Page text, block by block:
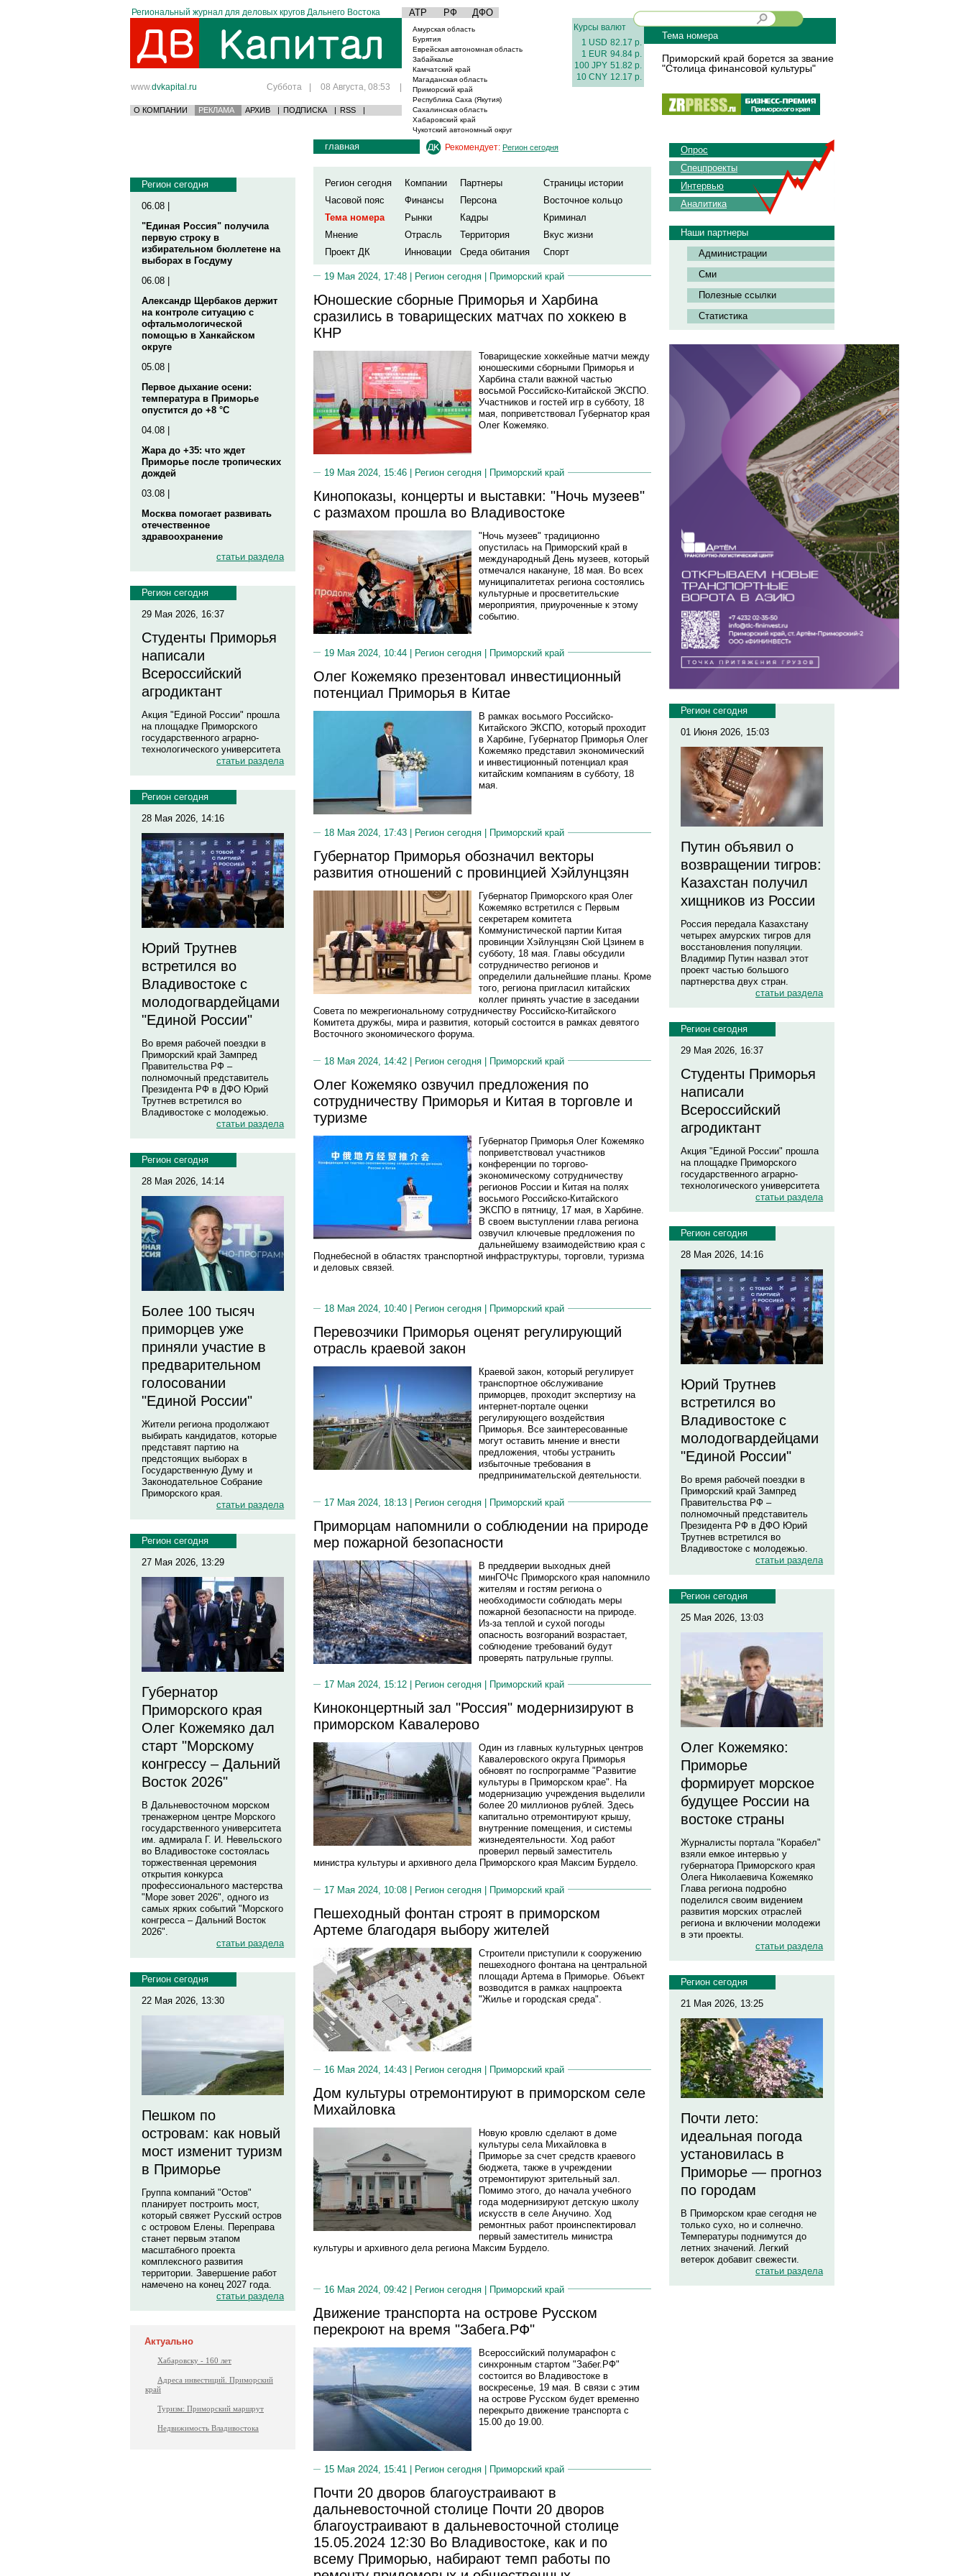
Региональный журнал для деловых кругов Дальнего Востока АТР РФ ДФО
www.dvkapital.ru Суббота | 08 Августа, 08:53 |
О КОМПАНИИ РЕКЛАМА АРХИВ | ПОДПИСКА | RSS |
Амурская область
Бурятия
Еврейская автономная область
Забайкалье
Камчатский край
Магаданская область
Приморский край
Республика Саха (Якутия)
Сахалинская область
Хабаровский край
Чукотский автономный округ
Курсы валют
1 USD 82.17 р.
1 EUR 94.84 р.
100 JPY 51.82 р.
10 CNY 12.17 р.
Тема номера
Приморский край борется за звание
"Столица финансовой культуры"
Регион сегодня
06.08 |
"Единая Россия" получила
первую строку в
избирательном бюллетене на
выборах в Госдуму
06.08 |
Александр Щербаков держит
на контроле ситуацию с
офтальмологической
помощью в Ханкайском
округе
05.08 |
Первое дыхание осени:
температура в Приморье
опустится до +8 °C
04.08 |
Жара до +35: что ждет
Приморье после тропических
дождей
03.08 |
Москва помогает развивать
отечественное
здравоохранение
статьи раздела
Регион сегодня
29 Мая 2026, 16:37
Студенты Приморья
написали
Всероссийский
агродиктант
Акция "Единой России" прошла
на площадке Приморского
государственного аграрно-
технологического университета
статьи раздела
Регион сегодня
28 Мая 2026, 14:16
Юрий Трутнев
встретился во
Владивостоке с
молодогвардейцами
"Единой России"
Во время рабочей поездки в
Приморский край Зампред
Правительства РФ –
полномочный представитель
Президента РФ в ДФО Юрий
Трутнев встретился во
Владивостоке с молодежью.
статьи раздела
Регион сегодня
28 Мая 2026, 14:14
Более 100 тысяч
приморцев уже
приняли участие в
предварительном
голосовании
"Единой России"
Жители региона продолжают
выбирать кандидатов, которые
представят партию на
предстоящих выборах в
Государственную Думу и
Законодательное Собрание
Приморского края.
статьи раздела
Регион сегодня
27 Мая 2026, 13:29
Губернатор
Приморского края
Олег Кожемяко дал
старт "Морскому
конгрессу – Дальний
Восток 2026"
В Дальневосточном морском
тренажерном центре Морского
государственного университета
им. адмирала Г. И. Невельского
во Владивостоке состоялась
торжественная церемония
открытия конкурса
профессионального мастерства
"Море зовет 2026", одного из
самых ярких событий "Морского
конгресса – Дальний Восток
2026".
статьи раздела
Регион сегодня
22 Мая 2026, 13:30
Пешком по
островам: как новый
мост изменит туризм
в Приморье
Группа компаний "Остов"
планирует построить мост,
который свяжет Русский остров
с островом Елены. Переправа
станет первым этапом
масштабного проекта
комплексного развития
территории. Завершение работ
намечено на конец 2027 года.
статьи раздела
Актуально
Хабаровску - 160 лет
Адреса инвестиций. Приморский
край
Туризм: Приморский маршрут
Недвижимость Владивостока
главная Рекомендует: Регион сегодня
Регион сегодня Компании Партнеры
Страницы истории
Часовой пояс
Финансы Персона
Восточное кольцо
Тема номера
Рынки Кадры
Криминал
Мнение
Отрасль Территория
Вкус жизни
Проект ДК
Инновации Среда обитания Спорт
19 Мая 2024, 17:48 | Регион сегодня | Приморский край
Юношеские сборные Приморья и Харбина
сразились в товарищеских матчах по хоккею в
КНР
Товарищеские хоккейные матчи между
юношескими сборными Приморья и
Харбина стали важной частью
восьмой Российско-Китайской ЭКСПО.
Участников и гостей игр в субботу, 18
мая, поприветствовал Губернатор края
Олег Кожемяко.
19 Мая 2024, 15:46 | Регион сегодня Приморский край
Кинопоказы, концерты и выставки: "Ночь музеев"
с размахом прошла во Владивостоке
"Ночь музеев" традиционно
опустилась на Приморский край в
международный День музеев, который
отмечался накануне, 18 мая. Во всех
муниципалитетах региона состоялись
культурные и просветительские
мероприятия, приуроченные к этому
событию.
19 Мая 2024, 10:44 | Регион сегодня | Приморский край
Олег Кожемяко презентовал инвестиционный
потенциал Приморья в Китае
В рамках восьмого Российско-
Китайского ЭКСПО, который проходит
в Харбине, Губернатор Приморья Олег
Кожемяко представил экономический
и инвестиционный потенциал края
китайским компаниям в субботу, 18
мая.
18 Мая 2024, 17:43 | Регион сегодня Приморский край
Губернатор Приморья обозначил векторы
развития отношений с провинцией Хэйлунцзян
Губернатор Приморского края Олег
Кожемяко встретился с Первым
секретарем комитета
Коммунистической партии Китая
провинции Хэйлунцзян Сюй Цзинем в
субботу, 18 мая. Главы обсудили
сотрудничество регионов и
определили дальнейшие планы. Кроме
того, региона пригласил китайских
коллег принять участие в заседании
Совета по межрегиональному сотрудничеству Российско-Китайского
Комитета дружбы, мира и развития, который состоится в рамках девятого
Восточного экономического форума.
18 Мая 2024, 14:42 | Регион сегодня | Приморский край
Олег Кожемяко озвучил предложения по
сотрудничеству Приморья и Китая в торговле и
туризме
Губернатор Приморья Олег Кожемяко
поприветствовал участников
конференции по торгово-
экономическому сотрудничеству
регионов России и Китая на полях
восьмого Российско-Китайского
ЭКСПО в пятницу, 17 мая, в Харбине.
В своем выступлении глава региона
озвучил ключевые предложения по
дальнейшему взаимодействию края с
Поднебесной в областях транспортной инфраструктуры, торговли, туризма
и деловых связей.
18 Мая 2024, 10:40 | Регион сегодня Приморский край
Перевозчики Приморья оценят регулирующий
отрасль краевой закон
Краевой закон, который регулирует
транспортное обслуживание
приморцев, проходит экспертизу на
интернет-портале оценки
регулирующего воздействия
Приморья. Все заинтересованные
могут оставить мнение и внести
предложения, чтобы устранить
избыточные требования в
предпринимательской деятельности.
17 Мая 2024, 18:13 | Регион сегодня | Приморский край
Приморцам напомнили о соблюдении на природе
мер пожарной безопасности
В преддверии выходных дней
минГОЧс Приморского края напомнило
жителям и гостям региона о
необходимости соблюдать меры
пожарной безопасности на природе.
Из-за теплой и сухой погоды
опасность возгораний возрастает,
соблюдение требований будут
проверять патрульные группы.
17 Мая 2024, 15:12 | Регион сегодня Приморский край
Киноконцертный зал "Россия" модернизируют в
приморском Кавалерово
Один из главных культурных центров
Кавалеровского округа Приморья
обновят по госпрограмме "Развитие
культуры в Приморском крае". На
модернизацию учреждения выделили
более 20 миллионов рублей. Здесь
капитально отремонтируют крышу,
внутренние помещения, и системы
жизнедеятельности. Ход работ
проверил первый заместитель
министра культуры и архивного дела Приморского края Максим Бурдело.
17 Мая 2024, 10:08 | Регион сегодня | Приморский край
Пешеходный фонтан строят в приморском
Артеме благодаря выбору жителей
Строители приступили к сооружению
пешеходного фонтана на центральной
площади Артема в Приморье. Объект
возводится в рамках нацпроекта
"Жилье и городская среда".
16 Мая 2024, 14:43 | Регион сегодня Приморский край
Дом культуры отремонтируют в приморском селе
Михайловка
Новую кровлю сделают в доме
культуры села Михайловка в
Приморье за счет средств краевого
бюджета, также в учреждении
отремонтируют зрительный зал.
Помимо этого, до начала учебного
года модернизируют детскую школу
искусств в селе Анучино. Ход
ремонтных работ проинспектировал
первый заместитель министра
культуры и архивного дела региона Максим Бурдело.
16 Мая 2024, 09:42 | Регион сегодня | Приморский край
Движение транспорта на острове Русском
перекроют на время "Забега.РФ"
Всероссийский полумарафон с
синхронным стартом "Забег.РФ"
состоится во Владивостоке в
воскресенье, 19 мая. В связи с этим
на острове Русском будет временно
перекрыто движение транспорта с
15.00 до 19.00.
15 Мая 2024, 15:41 | Регион сегодня Приморский край
Почти 20 дворов благоустраивают в
дальневосточной столице Почти 20 дворов
благоустраивают в дальневосточной столице
15.05.2024 12:30 Во Владивостоке, как и по
всему Приморью, набирают темп работы по
Опрос
Спецпроекты
Интервью
Аналитика
Наши партнеры
Администрации
Сми
Полезные ссылки
Статистика
Регион сегодня
01 Июня 2026, 15:03
Путин объявил о
возвращении тигров:
Казахстан получил
хищников из России
Россия передала Казахстану
четырех амурских тигров для
восстановления популяции.
Владимир Путин назвал этот
проект частью большого
партнерства двух стран.
статьи раздела
Регион сегодня
29 Мая 2026, 16:37
Студенты Приморья
написали
Всероссийский
агродиктант
Акция "Единой России" прошла
на площадке Приморского
государственного аграрно-
технологического университета
статьи раздела
Регион сегодня
28 Мая 2026, 14:16
Юрий Трутнев
встретился во
Владивостоке с
молодогвардейцами
"Единой России"
Во время рабочей поездки в
Приморский край Зампред
Правительства РФ –
полномочный представитель
Президента РФ в ДФО Юрий
Трутнев встретился во
Владивостоке с молодежью.
статьи раздела
Регион сегодня
25 Мая 2026, 13:03
Олег Кожемяко:
Приморье
формирует морское
будущее России на
востоке страны
Журналисты портала "Корабел"
взяли емкое интервью у
губернатора Приморского края
Олега Николаевича Кожемяко
Глава региона подробно
поделился своим видением
развития морских отраслей
региона и включении молодежи
в эти проекты.
статьи раздела
Регион сегодня
21 Мая 2026, 13:25
Почти лето:
идеальная погода
установилась в
Приморье — прогноз
по городам
В Приморском крае сегодня не
только сухо, но и солнечно.
Температуры поднимутся до
летних значений. Легкий
ветерок добавит свежести.
статьи раздела